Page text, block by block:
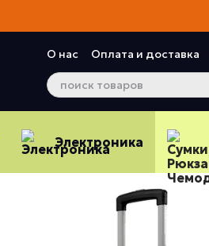
О нас Оплата и доставка
Контактная информация
Отзывы о магазине
Электроника